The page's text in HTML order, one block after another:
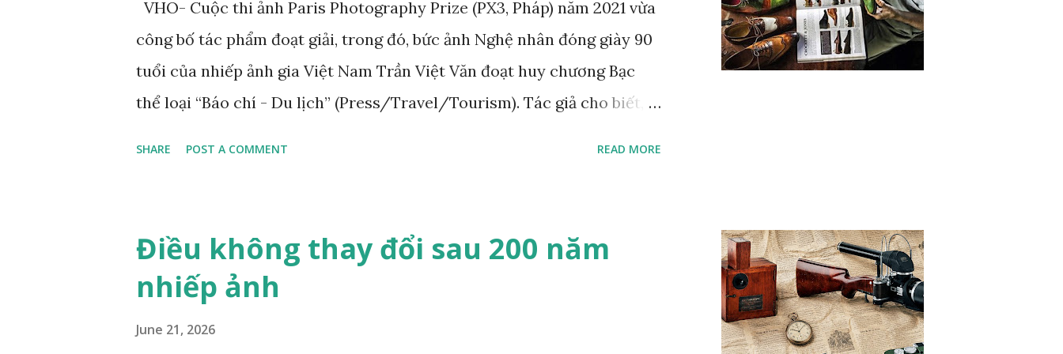
VHO- Cuộc thi ảnh Paris Photography Prize (PX3, Pháp) năm 2021 vừa
công bố tác phẩm đoạt giải, trong đó, bức ảnh Nghệ nhân đóng giày 90
tuổi của nhiếp ảnh gia Việt Nam Trần Việt Văn đoạt huy chương Bạc
thể loại “Báo chí - Du lịch” (Press/Travel/Tourism). Tác giả cho biết,
nhiếp ảnh gia Trần Việt Văn Bộ ảnh chụp nghệ nhân đóng giày Trịnh
Ngọc của nhiếp ảnh gia Trần Việt Văn cũng từng xuất bản trên web
Private Photo Revie w (Pháp), tạp chí Fstop (Mỹ) và đoạt giải Nhất
cuộc thi ảnh quốc tế lần thứ VII Concurso International De Fotografia
SHARE POST A COMMENT READ MORE
Điều không thay đổi sau 200 năm
nhiếp ảnh
June 21, 2026